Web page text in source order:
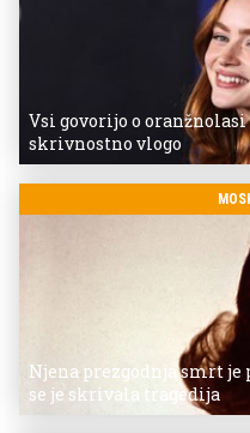
Vsi govorijo o
skrivnostno vlogo
Njena prezgodnja smrt je
se je skrivala tragedija